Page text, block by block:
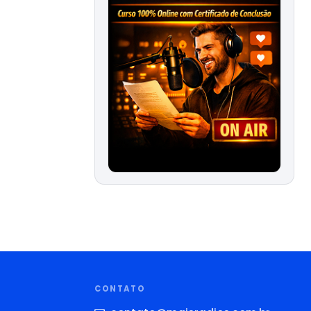
CONTATO